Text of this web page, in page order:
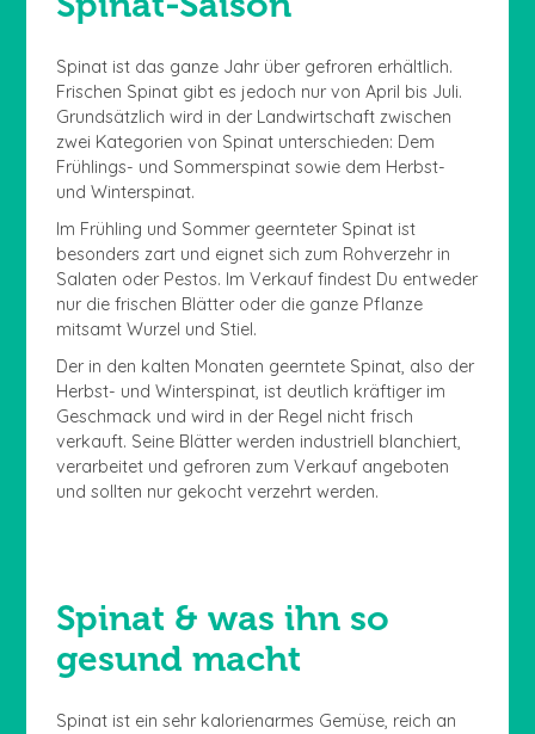
Spinat ist das ganze Jahr über gefroren erhältlich.
Frischen Spinat gibt es jedoch nur von April bis Juli.
Grundsätzlich wird in der Landwirtschaft zwischen
zwei Kategorien von Spinat unterschieden: Dem
Frühlings- und Sommerspinat sowie dem Herbst-
und Winterspinat.
Im Frühling und Sommer geernteter Spinat ist
besonders zart und eignet sich zum Rohverzehr in
Salaten oder Pestos. Im Verkauf findest Du entweder
nur die frischen Blätter oder die ganze Pflanze
mitsamt Wurzel und Stiel.
Der in den kalten Monaten geerntete Spinat, also der
Herbst- und Winterspinat, ist deutlich kräftiger im
Geschmack und wird in der Regel nicht frisch
verkauft. Seine Blätter werden industriell blanchiert,
verarbeitet und gefroren zum Verkauf angeboten
und sollten nur gekocht verzehrt werden.
Spinat & was ihn so
gesund macht
Spinat ist ein sehr kalorienarmes Gemüse, reich an